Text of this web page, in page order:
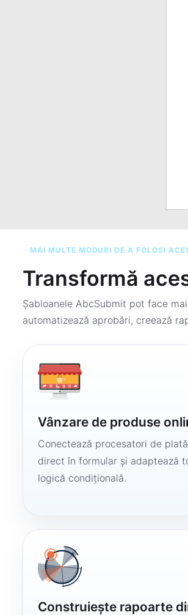
MAI MULTE MODURI DE A FOLOSI
Transformă
Șabloanele AbcSubmit pot face
automatizează aprobări, creează
Vânzare de produse
Conectează procesatori de
direct în formular și adaptează
logică condițională.
Construiește rapoarte